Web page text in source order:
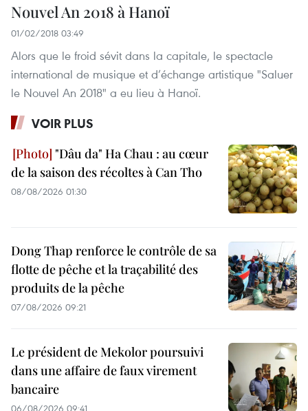
Nouvel An 2018 à Hanoï
01/02/2018 03:49
Alors que le froid sévit dans la capitale, le spectacle
international de musique et d’échange artistique "Saluer
le Nouvel An 2018" a eu lieu à Hanoï.
VOIR PLUS
"Dâu da" Ha Chau : au cœur
de la saison des récoltes à Can Tho
08/08/2026 01:30
Dong Thap renforce le contrôle de sa
flotte de pêche et la traçabilité des
produits de la pêche
07/08/2026 09:21
Le président de Mekolor poursuivi
dans une affaire de faux virement
bancaire
06/08/2026 09:41